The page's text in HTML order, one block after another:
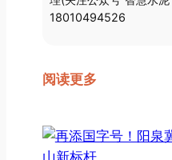
18010494526
阅读更多